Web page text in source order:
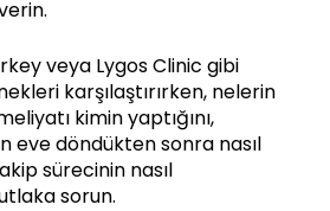
veya Lygos Clinic gibi
karşılaştırırken, nelerin
kimin yaptığını,
eve döndükten sonra nasıl
sürecinin nasıl
sorun.